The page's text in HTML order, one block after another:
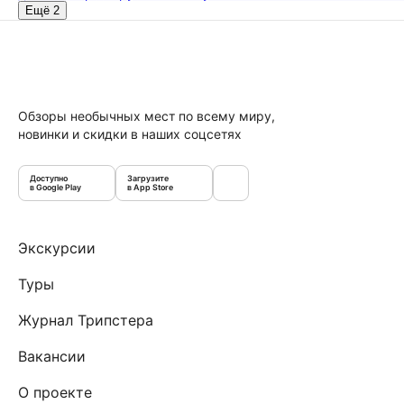
Ещё 2
Обзоры необычных мест по всему миру,
новинки и скидки в наших соцсетях
Доступно
в Google Play
Загрузите
в App Store
Экскурсии
Туры
Журнал Трипстера
Вакансии
О проекте